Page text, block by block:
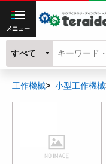
メニュー
すべて
工作機械 小型工作機械